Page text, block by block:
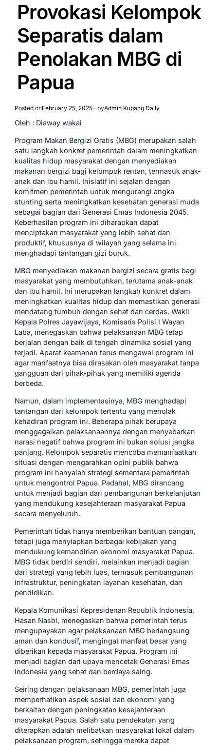
Provokasi Kelompok
Separatis dalam
Penolakan MBG di
Papua
Posted onFebruary 25, 2025 byAdmin Kupang Daily
Oleh : Diaway wakai
Program Makan Bergizi Gratis (MBG) merupakan salah
satu langkah konkret pemerintah dalam meningkatkan
kualitas hidup masyarakat dengan menyediakan
makanan bergizi bagi kelompok rentan, termasuk anak-
anak dan ibu hamil. Inisiatif ini sejalan dengan
komitmen pemerintah untuk mengurangi angka
stunting serta meningkatkan kesehatan generasi muda
sebagai bagian dari Generasi Emas Indonesia 2045.
Keberhasilan program ini diharapkan dapat
menciptakan masyarakat yang lebih sehat dan
produktif, khususnya di wilayah yang selama ini
menghadapi tantangan gizi buruk.
MBG menyediakan makanan bergizi secara gratis bagi
masyarakat yang membutuhkan, terutama anak-anak
dan ibu hamil. Ini merupakan langkah konkret dalam
meningkatkan kualitas hidup dan memastikan generasi
mendatang tumbuh dengan sehat dan cerdas. Wakil
Kepala Polres Jayawijaya, Komisaris Polisi I Wayan
Laba, menegaskan bahwa pelaksanaan MBG tetap
berjalan dengan baik di tengah dinamika sosial yang
terjadi. Aparat keamanan terus mengawal program ini
agar manfaatnya bisa dirasakan oleh masyarakat tanpa
gangguan dari pihak-pihak yang memiliki agenda
berbeda.
Namun, dalam implementasinya, MBG menghadapi
tantangan dari kelompok tertentu yang menolak
kehadiran program ini. Beberapa pihak berupaya
menggagalkan pelaksanaannya dengan menyebarkan
narasi negatif bahwa program ini bukan solusi jangka
panjang. Kelompok separatis mencoba memanfaatkan
situasi dengan mengarahkan opini publik bahwa
program ini hanyalah strategi sementara pemerintah
untuk mengontrol Papua. Padahal, MBG dirancang
untuk menjadi bagian dari pembangunan berkelanjutan
yang mendukung kesejahteraan masyarakat Papua
secara menyeluruh.
Pemerintah tidak hanya memberikan bantuan pangan,
tetapi juga menyiapkan berbagai kebijakan yang
mendukung kemandirian ekonomi masyarakat Papua.
MBG tidak berdiri sendiri, melainkan menjadi bagian
dari strategi yang lebih luas, termasuk pembangunan
infrastruktur, peningkatan layanan kesehatan, dan
pendidikan.
Kepala Komunikasi Kepresidenan Republik Indonesia,
Hasan Nasbi, menegaskan bahwa pemerintah terus
mengupayakan agar pelaksanaan MBG berlangsung
aman dan kondusif, mengingat manfaat besar yang
diberikan kepada masyarakat Papua. Program ini
menjadi bagian dari upaya mencetak Generasi Emas
Indonesia yang sehat dan berdaya saing.
Seiring dengan pelaksanaan MBG, pemerintah juga
memperhatikan aspek sosial dan ekonomi yang
berkaitan dengan peningkatan kesejahteraan
masyarakat Papua. Salah satu pendekatan yang
diterapkan adalah melibatkan masyarakat lokal dalam
pelaksanaan program, sehingga mereka dapat